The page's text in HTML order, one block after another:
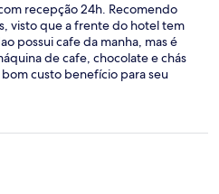
recepção 24h. Recomendo
visto que a frente do hotel tem
possui cafe da manha, mas é
de cafe, chocolate e chás
custo benefício para seu